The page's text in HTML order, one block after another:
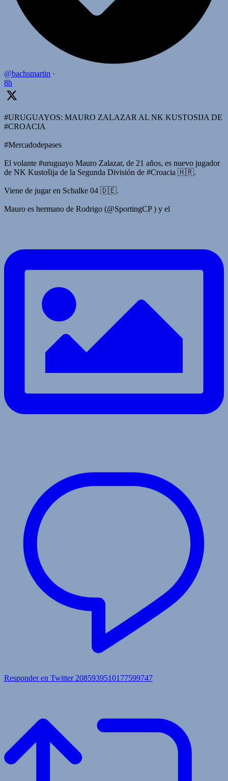
@bachsmartin ·
8h
#URUGUAYOS: MAURO ZALAZAR AL NK KUSTOSIJA DE
#CROACIA
#Mercadodepases
El volante #uruguayo Mauro Zalazar, de 21 años, es nuevo jugador
de NK Kustošija de la Segunda División de #Croacia 🇭🇷.
Viene de jugar en Schalke 04 🇩🇪.
Mauro es hermano de Rodrigo (@SportingCP ) y el
Responder en Twitter 2085939510177599747